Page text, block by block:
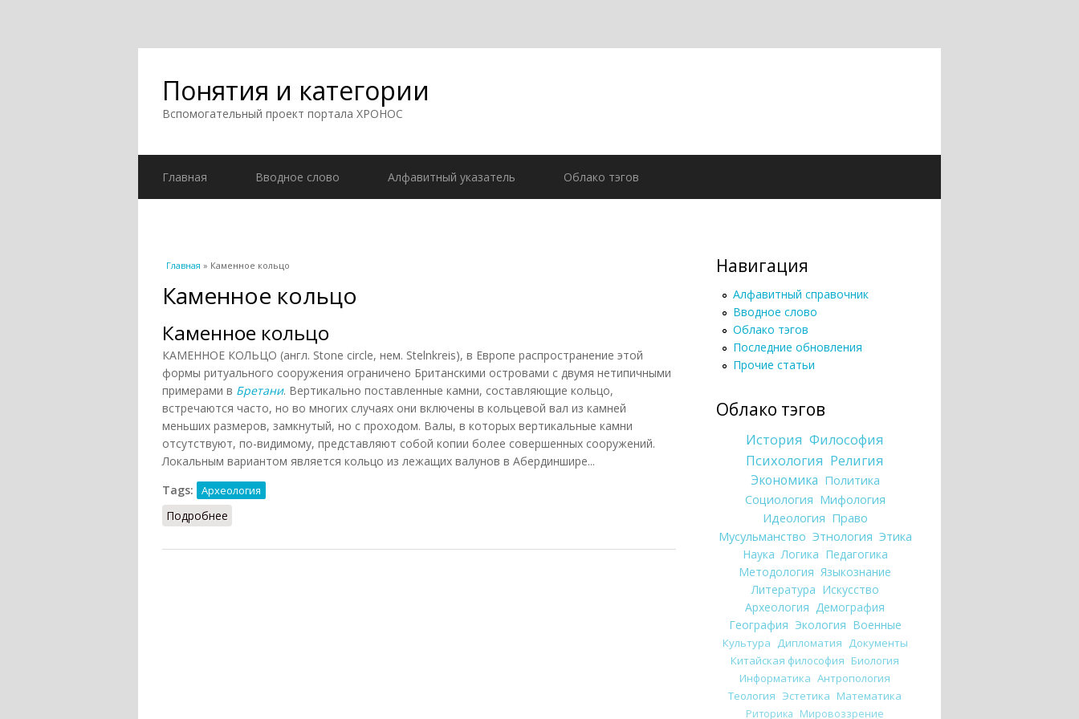
Понятия и категории
Вспомогательный проект портала ХРОНОС
Главная Вводное слово Алфавитный указатель Облако тэгов
Вы здесь
Главная » Каменное кольцо
Каменное кольцо
Каменное кольцо
КАМЕННОЕ КОЛЬЦО (англ. Stone circle, нем. Stelnkreis), в Европе распространение этой
формы ритуального сооружения ограничено Британскими островами с двумя нетипичными
примерами в Бретани. Вертикально поставленные камни, составляющие кольцо,
встречаются часто, но во многих случаях они включены в кольцевой вал из камней
меньших размеров, замкнутый, но с проходом. Валы, в которых вертикальные камни
отсутствуют, по-видимому, представляют собой копии более совершенных сооружений.
Локальным вариантом является кольцо из лежащих валунов в Абердиншире...
Tags:
Археология
Подробнее
Навигация
Алфавитный справочник
Вводное слово
Облако тэгов
Последние обновления
Прочие статьи
Облако тэгов
История Философия
Психология Религия
Экономика Политика
Социология Мифология
Идеология Право
Мусульманство Этнология Этика
Наука Логика Педагогика
Методология Языкознание
Литература Искусство
Археология Демография
География Экология Военные
Культура Дипломатия Документы
Китайская философия Биология
Информатика Антропология
Теология Эстетика Математика
Риторика Мировоззрение